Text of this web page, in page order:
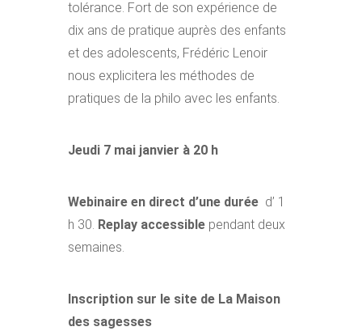
tolérance. Fort de son expérience de
dix ans de pratique auprès des enfants
et des adolescents, Frédéric Lenoir
nous explicitera les méthodes de
pratiques de la philo avec les enfants.
Jeudi 7 mai janvier à 20 h
Webinaire en direct d’une durée d’ 1
h 30. Replay accessible pendant deux
semaines.
Inscription sur le site de La Maison
des sagesses